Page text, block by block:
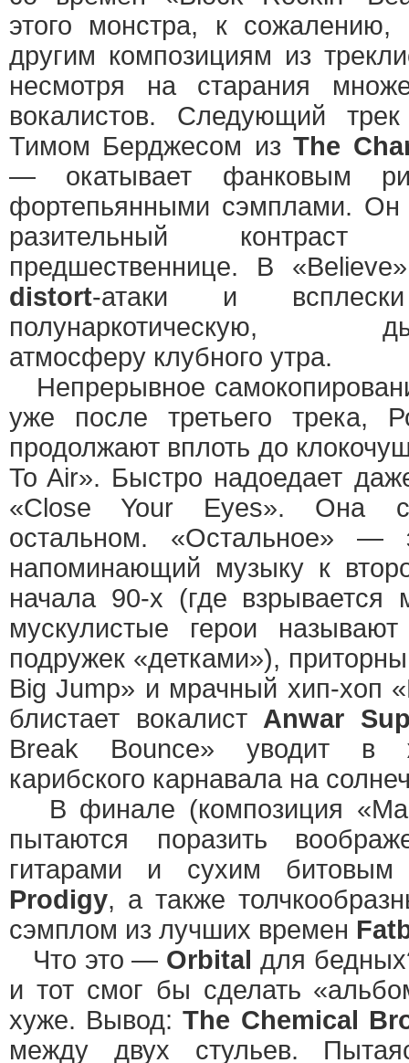
этого монстра, к сожалению,
другим композициям из
несмотря на старания
вокалистов. Следующий
Тимом Берджесом изThe
— окатывает фанковым
фортепьянными сэмплами. Он
разительный
предшественнице. В
distort-атаки и
полунаркотическую,
атмосферу клубного утра.
Непрерывное
уже после третьего трека,
продолжают вплоть до
To Air». Быстро надоедает
«Close Your Eyes». Она
остальном. «Остальное» —
напоминающий музыку к
начала 90-х (где
мускулистые герои
подружек «детками»),
Big Jump» и мрачный хип-хоп
блистает вокалист Anwar
Break Bounce» уводит в
карибского карнавала на
В финале (композиция
пытаются поразить
гитарами и сухим
Prodigy, а также
сэмплом из лучших времен
Что это — Orbital для
и тот смог бы сделать
хуже. Вывод:The Chemical
между двух стульев.